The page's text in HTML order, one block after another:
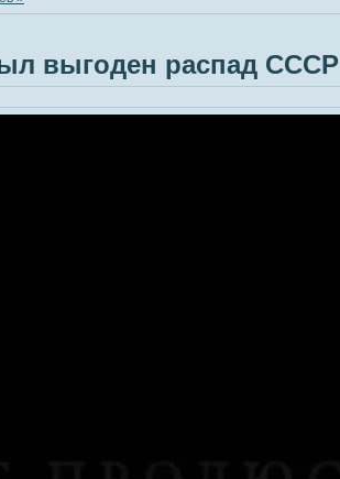
выгоден распад СССР